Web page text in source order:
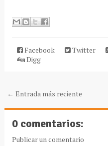
Facebook Twitter
Digg
← Entrada más reciente
0 comentarios:
Publicar un comentario